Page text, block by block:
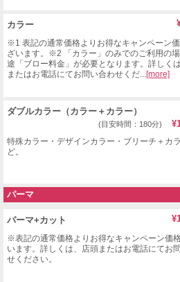
カラー
※1 表記の通常価格よりお得なキャンペーン
ざいます。※2 「カラー」のみでのご利用の場
途「ブロー料金」が必要となります。詳しく
またはお電話にてお問い合わせくだ...[more]
ダブルカラー（カラー＋カラー）
(目安時間：180分)
特殊カラー・デザインカラー・ブリーチ＋カ
ど。
パーマ
パーマ+カット
※表記の通常価格よりお得なキャンペーン価
います。詳しくは、店頭またはお電話にてお
せください。